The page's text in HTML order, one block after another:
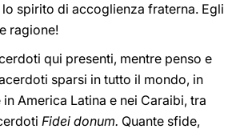
spirito di accoglienza fraterna. Egli
ragione!
qui presenti, mentre penso e
sparsi in tutto il mondo, in
America Latina e nei Caraibi, tra
Fidei donum. Quante sfide,